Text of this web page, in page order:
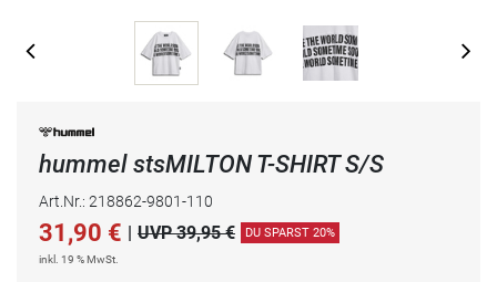
hummel stsMILTON T-SHIRT S/S
Art.Nr.: 218862-9801-110
31,90 € | UVP 39,95 € DU SPARST 20%
inkl. 19 % MwSt.